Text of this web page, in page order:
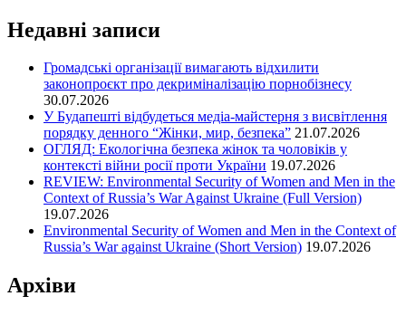
Недавні записи
Громадські організації вимагають відхилити
законопроєкт про декриміналізацію порнобізнесу
30.07.2026
У Будапешті відбудеться медіа-майстерня з висвітлення
порядку денного “Жінки, мир, безпека” 21.07.2026
ОГЛЯД: Екологічна безпека жінок та чоловіків у
контексті війни росії проти України 19.07.2026
REVIEW: Environmental Security of Women and Men in the
Context of Russia’s War Against Ukraine (Full Version)
19.07.2026
Environmental Security of Women and Men in the Context of
Russia’s War against Ukraine (Short Version) 19.07.2026
Архіви